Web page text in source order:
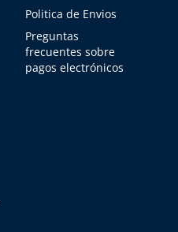
Politica de Envios
Preguntas
frecuentes sobre
pagos electrónicos